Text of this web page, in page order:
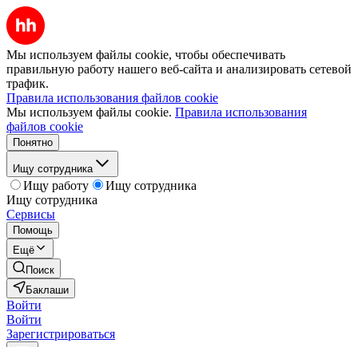
Мы используем файлы cookie, чтобы обеспечивать
правильную работу нашего веб-сайта и анализировать сетевой
трафик.
Правила использования файлов cookie
Мы используем файлы cookie. Правила использования
файлов cookie
Понятно
Ищу сотрудника
Ищу работу
Ищу сотрудника
Ищу сотрудника
Сервисы
Помощь
Ещё
Поиск
Баклаши
Войти
Войти
Зарегистрироваться